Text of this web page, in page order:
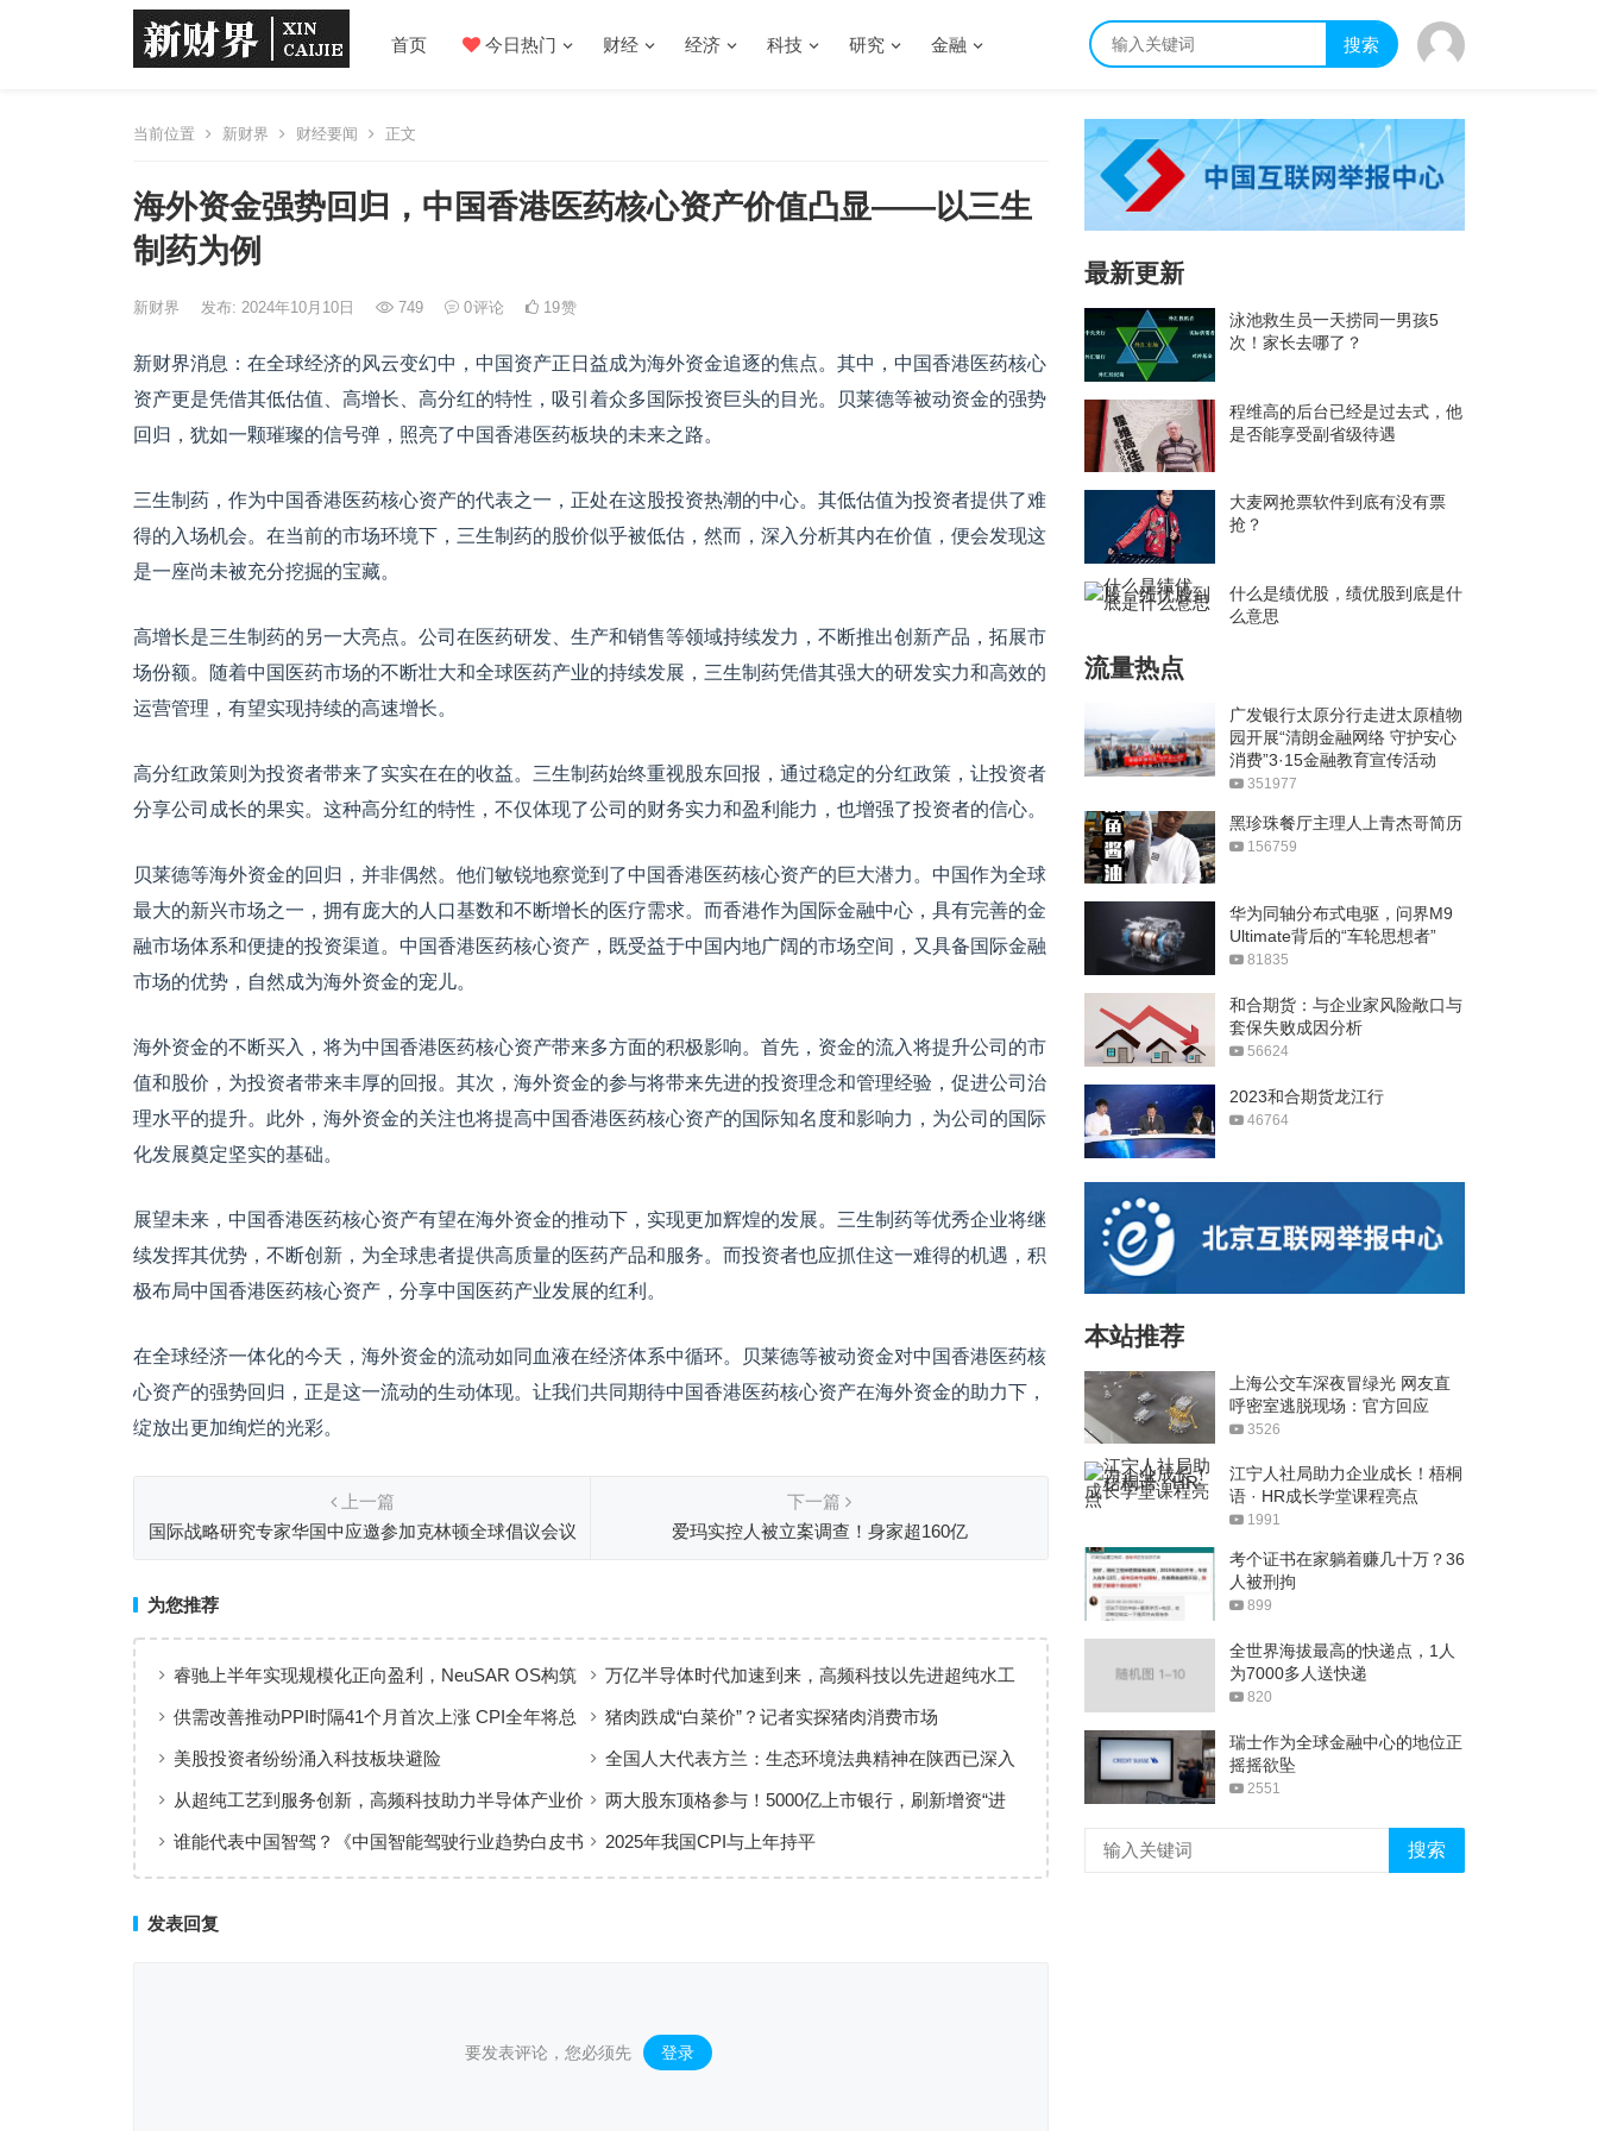
首页 今日热门 财经 经济 科技 研究 金融 搜索
当前位置 新财界 财经要闻 正文
海外资金强势回归，中国香港医药核心资产价值凸显——以三生
制药为例
新财界 发布: 2024年10月10日 749 0评论 19赞
新财界消息：在全球经济的风云变幻中，中国资产正日益成为海外资金追逐的焦点。其中，中国香港医药核心
资产更是凭借其低估值、高增长、高分红的特性，吸引着众多国际投资巨头的目光。贝莱德等被动资金的强势
回归，犹如一颗璀璨的信号弹，照亮了中国香港医药板块的未来之路。
三生制药，作为中国香港医药核心资产的代表之一，正处在这股投资热潮的中心。其低估值为投资者提供了难
得的入场机会。在当前的市场环境下，三生制药的股价似乎被低估，然而，深入分析其内在价值，便会发现这
是一座尚未被充分挖掘的宝藏。
高增长是三生制药的另一大亮点。公司在医药研发、生产和销售等领域持续发力，不断推出创新产品，拓展市
场份额。随着中国医药市场的不断壮大和全球医药产业的持续发展，三生制药凭借其强大的研发实力和高效的
运营管理，有望实现持续的高速增长。
高分红政策则为投资者带来了实实在在的收益。三生制药始终重视股东回报，通过稳定的分红政策，让投资者
分享公司成长的果实。这种高分红的特性，不仅体现了公司的财务实力和盈利能力，也增强了投资者的信心。
贝莱德等海外资金的回归，并非偶然。他们敏锐地察觉到了中国香港医药核心资产的巨大潜力。中国作为全球
最大的新兴市场之一，拥有庞大的人口基数和不断增长的医疗需求。而香港作为国际金融中心，具有完善的金
融市场体系和便捷的投资渠道。中国香港医药核心资产，既受益于中国内地广阔的市场空间，又具备国际金融
市场的优势，自然成为海外资金的宠儿。
海外资金的不断买入，将为中国香港医药核心资产带来多方面的积极影响。首先，资金的流入将提升公司的市
值和股价，为投资者带来丰厚的回报。其次，海外资金的参与将带来先进的投资理念和管理经验，促进公司治
理水平的提升。此外，海外资金的关注也将提高中国香港医药核心资产的国际知名度和影响力，为公司的国际
化发展奠定坚实的基础。
展望未来，中国香港医药核心资产有望在海外资金的推动下，实现更加辉煌的发展。三生制药等优秀企业将继
续发挥其优势，不断创新，为全球患者提供高质量的医药产品和服务。而投资者也应抓住这一难得的机遇，积
极布局中国香港医药核心资产，分享中国医药产业发展的红利。
在全球经济一体化的今天，海外资金的流动如同血液在经济体系中循环。贝莱德等被动资金对中国香港医药核
心资产的强势回归，正是这一流动的生动体现。让我们共同期待中国香港医药核心资产在海外资金的助力下，
绽放出更加绚烂的光彩。
上一篇
国际战略研究专家华国中应邀参加克林顿全球倡议会议
下一篇
爱玛实控人被立案调查！身家超160亿
为您推荐
睿驰上半年实现规模化正向盈利，NeuSAR OS构筑
智能汽车软件增长新引擎
万亿半导体时代加速到来，高频科技以先进超纯水工
艺赋能高端制造
供需改善推动PPI时隔41个月首次上涨 CPI全年将总
体保持温和上涨趋势
猪肉跌成“白菜价”？记者实探猪肉消费市场
美股投资者纷纷涌入科技板块避险
全国人大代表方兰：生态环境法典精神在陕西已深入
人心
从超纯工艺到服务创新，高频科技助力半导体产业价
值共创
两大股东顶格参与！5000亿上市银行，刷新增资“进
谁能代表中国智驾？《中国智能驾驶行业趋势白皮书
2025年我国CPI与上年持平
发表回复
要发表评论，您必须先 登录 。
最新更新
泳池救生员一天捞同一男孩5
次！家长去哪了？
程维高的后台已经是过去式，他
是否能享受副省级待遇
大麦网抢票软件到底有没有票
抢？
什么是绩优股，绩优股到底是什
么意思
流量热点
广发银行太原分行走进太原植物
园开展“清朗金融网络 守护安心
消费”3·15金融教育宣传活动
351977
黑珍珠餐厅主理人上青杰哥简历
156759
华为同轴分布式电驱，问界M9
Ultimate背后的“车轮思想者”
81835
和合期货：与企业家风险敞口与
套保失败成因分析
56624
2023和合期货龙江行
46764
本站推荐
上海公交车深夜冒绿光 网友直
呼密室逃脱现场：官方回应
3526
江宁人社局助力企业成长！梧桐
语 · HR成长学堂课程亮点
1991
考个证书在家躺着赚几十万？36
人被刑拘
899
全世界海拔最高的快递点，1人
为7000多人送快递
820
瑞士作为全球金融中心的地位正
摇摇欲坠
2551
搜索